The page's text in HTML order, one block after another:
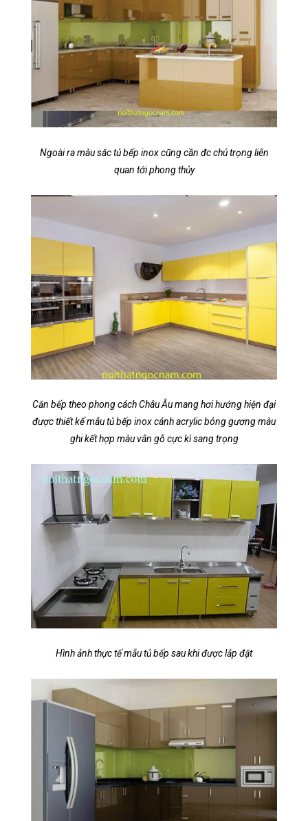
Ngoài ra màu săc tủ bếp inox cũng cần đc chú trọng liên
quan tới phong thủy
Căn bếp theo phong cách Châu Âu mang hơi hướng hiện đại
được thiết kế mẫu tủ bếp inox cánh acrylic bóng gương màu
ghi kết hợp màu vân gỗ cực kì sang trọng
Hình ảnh thực tế mẫu tủ bếp sau khi được lắp đặt